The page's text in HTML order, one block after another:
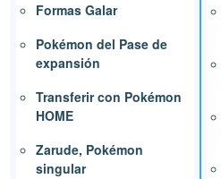
Formas Galar
Pokémon del Pase de
expansión
Transferir con Pokémon
HOME
Zarude, Pokémon
singular